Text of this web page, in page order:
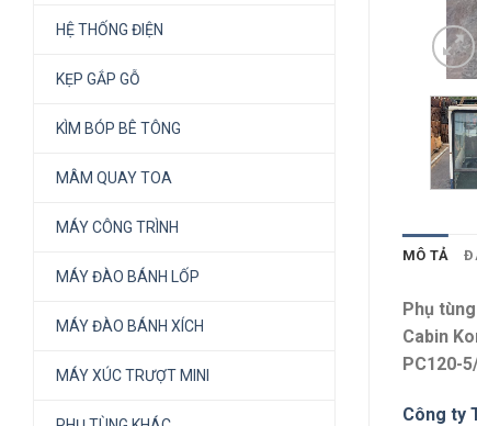
HỆ THỐNG ĐIỆN
KẸP GẮP GỖ
KÌM BÓP BÊ TÔNG
MÂM QUAY TOA
MÁY CÔNG TRÌNH
MÁY ĐÀO BÁNH LỐP
MÁY ĐÀO BÁNH XÍCH
MÁY XÚC TRƯỢT MINI
MÔ TẢ
Phụ
Cabin
PC120-
Công ty